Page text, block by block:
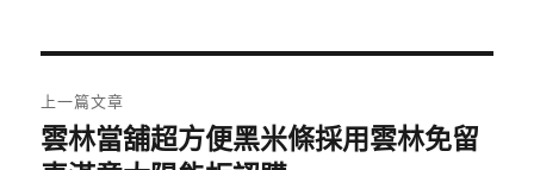
章
上一篇文章
上
雲林當舖超方便黑米條採用雲林免留